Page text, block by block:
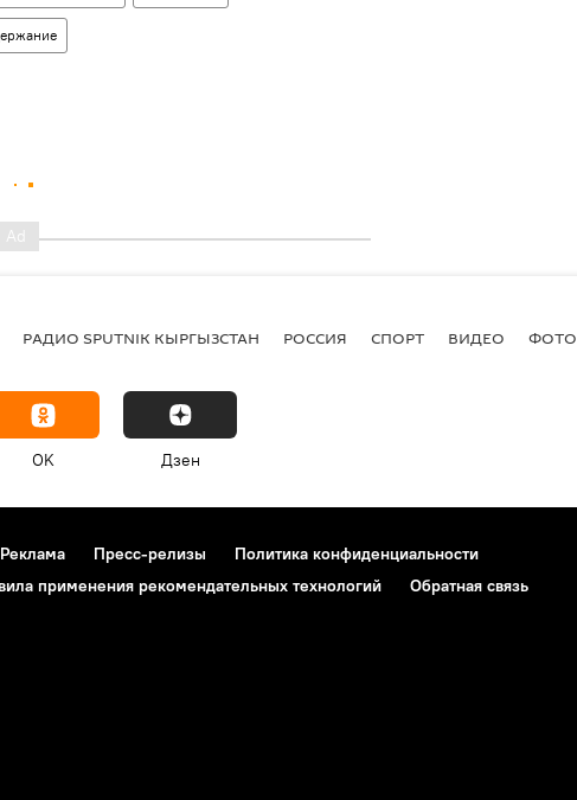
РАДИО SPUTNIK КЫРГЫЗСТАН РОССИЯ СПОРТ ВИДЕО ФОТО
OK Дзен
Реклама Пресс-релизы
Политика конфиденциальности
применения рекомендательных технологий Обратная связь